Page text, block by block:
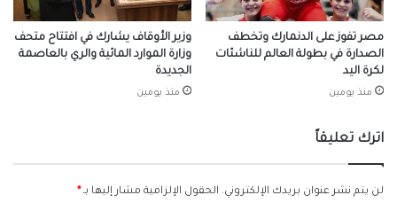
مصر تفوز على الدنمارك وتخطف
الصدارة في بطولة العالم للناشئات
لكرة اليد
منذ يومين
وزير الأوقاف يشارك في افتتاح متحف
وزارة الموارد المائية والري بالعاصمة
الجديدة
منذ يومين
اترك تعليقاً
لن يتم نشر عنوان بريدك الإلكتروني. الحقول الإلزامية مشار إليها بـ*